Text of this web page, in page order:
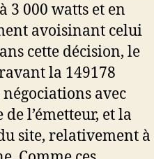
3 000 watts et en
avoisinant celui
cette décision, le
la 149178
avec
l’émetteur, et la
site, relativement à